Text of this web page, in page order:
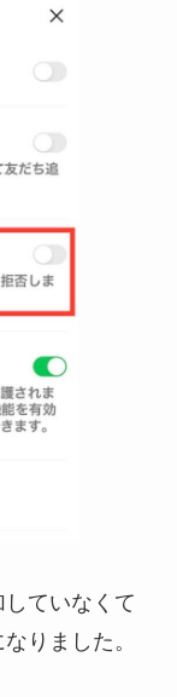
ていなくて
りました。